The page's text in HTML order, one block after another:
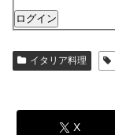
ログイン
イタリア料理
X